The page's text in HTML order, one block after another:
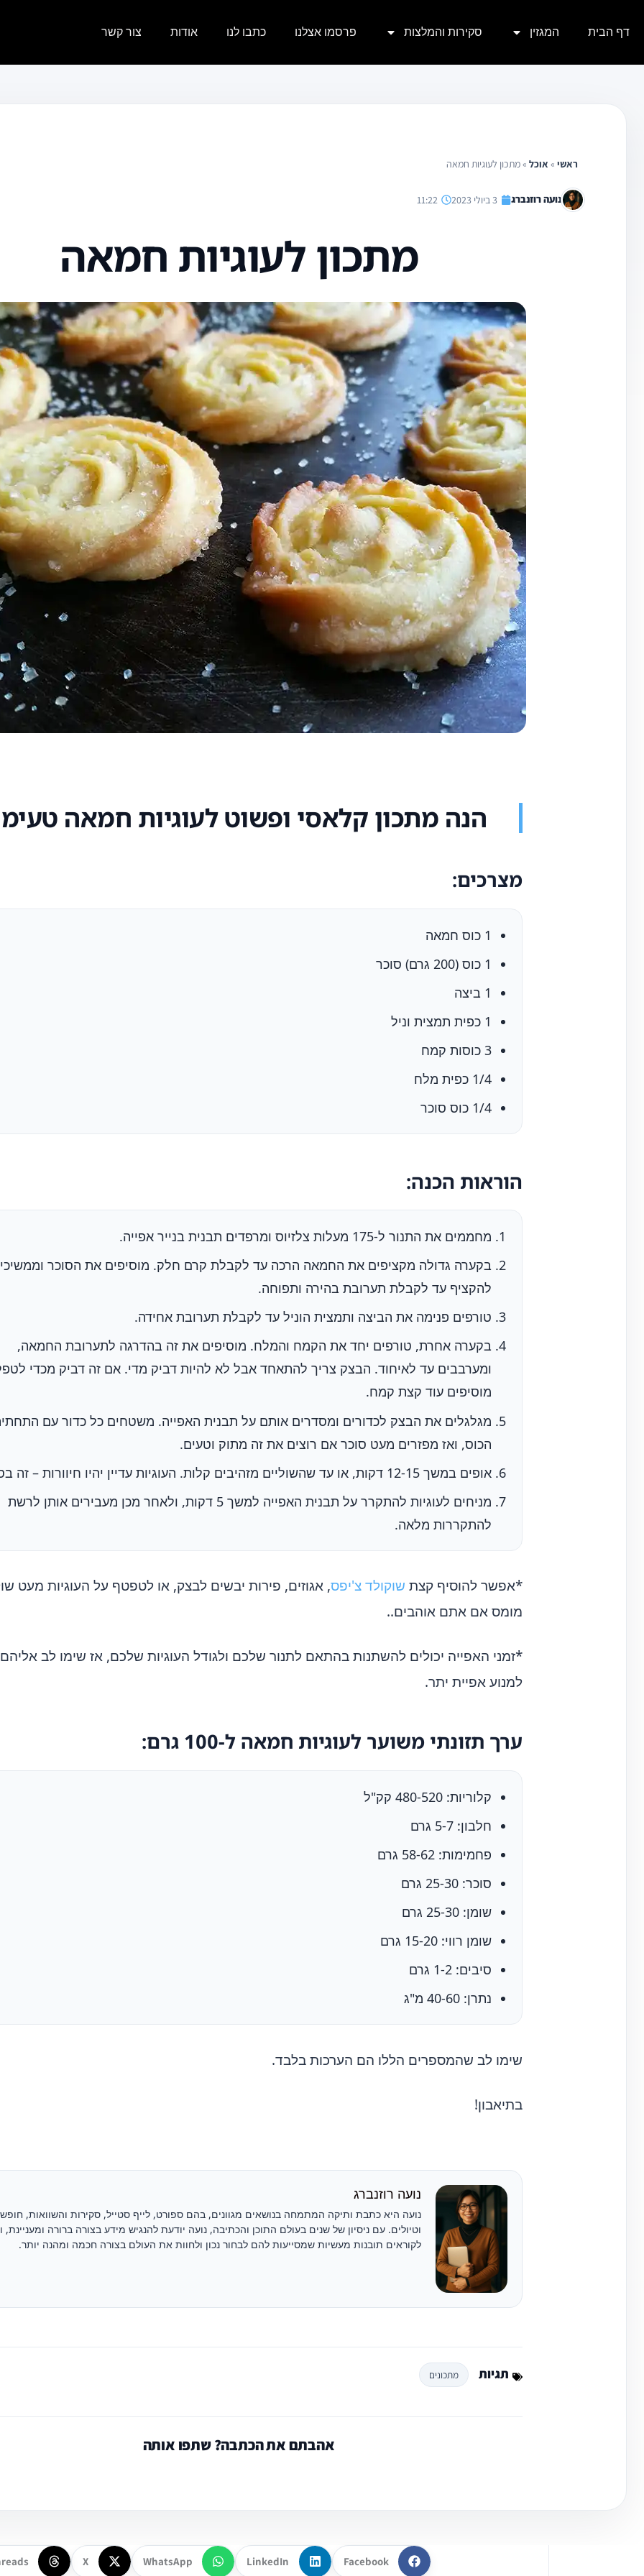
לתוכןדף הבית המגזין סקירות והמלצות פרסמו אצלנו כתבו לנו אודות צור קשר
ראשי » אוכל »מתכון לעוגיות חמאה
נועה רוזנברג 3 ביולי 2023 11:22
מתכון לעוגיות חמאה
הנה מתכון קלאסי ופשוט לעוגיות חמאה
מצרכים:
1 כוס חמאה
1 כוס (200 גרם) סוכר
1 ביצה
1 כפית תמצית וניל
3 כוסות קמח
1/4 כפית מלח
1/4 כוס סוכר
הוראות הכנה:
מחממים את התנור ל-175 מעלות צלזיוס ומרפדים תבנית בנייר אפייה.
בקערה גדולה מקציפים את החמאה הרכה עד לקבלת קרם חלק. מוסיפים את הסוכר
להקציף עד לקבלת תערובת בהירה ותפוחה.
טורפים פנימה את הביצה ותמצית הוניל עד לקבלת תערובת אחידה.
בקערה אחרת, טורפים יחד את הקמח והמלח. מוסיפים את זה בהדרגה לתערובת החמאה,
ומערבבים עד לאיחוד. הבצק צריך להתאחד אבל לא להיות דביק מדי. אם זה דביק מכדי
מוסיפים עוד קצת קמח.
מגלגלים את הבצק לכדורים ומסדרים אותם על תבנית האפייה. משטחים כל כדור עם
הכוס, ואז מפזרים מעט סוכר אם רוצים את זה מתוק וטעים.
אופים במשך 12-15 דקות, או עד שהשוליים מזהיבים קלות. העוגיות עדיין יהיו חיוורות – זה בסדר!
מניחים לעוגיות להתקרר על תבנית האפייה למשך 5 דקות, ולאחר מכן מעבירים אותן לרשת
להתקררות מלאה.
*אפשר להוסיף קצת שוקולד צ'יפס, אגוזים, פירות יבשים לבצק, או לטפטף על העוגיות מעט
מומס אם אתם אוהבים..
*זמני האפייה יכולים להשתנות בהתאם לתנור שלכם ולגודל העוגיות שלכם, אז שימו לב
למנוע אפיית יתר.
ערך תזונתי משוער לעוגיות חמאה ל-100 גרם:
קלוריות: 480-520 קק"ל
חלבון: 5-7 גרם
פחמימות: 58-62 גרם
סוכר: 25-30 גרם
שומן: 25-30 גרם
שומן רווי: 15-20 גרם
סיבים: 1-2 גרם
נתרן: 40-60 מ"ג
שימו לב שהמספרים הללו הם הערכות בלבד.
בתיאבון!
נועה רוזנברג
נועה היא כתבת ותיקה המתמחה בנושאים מגוונים, בהם ספורט, לייף סטייל, סקירות והשוואות,
וטיולים. עם ניסיון של שנים בעולם התוכן והכתיבה, נועה יודעת להנגיש מידע בצורה ברורה ומעניינת,
לקוראים תובנות מעשיות שמסייעות להם לבחור נכון ולחוות את העולם בצורה חכמה ומהנה יותר.
תגיות מתכונים
אהבתם את הכתבה? שתפו אותה
Facebook
LinkedIn
WhatsApp
X